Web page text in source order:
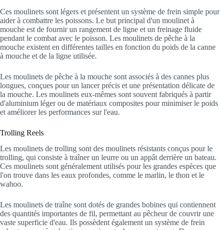
Ces moulinets sont légers et présentent un système de frein simple pour
aider à combattre les poissons. Le but principal d'un moulinet à
mouche est de fournir un rangement de ligne et un freinage fluide
pendant le combat avec le poisson. Les moulinets de pêche à la
mouche existent en différentes tailles en fonction du poids de la canne
à mouche et de la ligne utilisée.
Les moulinets de pêche à la mouche sont associés à des cannes plus
longues, conçues pour un lancer précis et une présentation délicate de
la mouche. Les moulinets eux-mêmes sont souvent fabriqués à partir
d'aluminium léger ou de matériaux composites pour minimiser le poids
et améliorer les performances sur l'eau.
Trolling Reels
Les moulinets de trolling sont des moulinets résistants conçus pour le
trolling, qui consiste à traîner un leurre ou un appât derrière un bateau.
Ces moulinets sont généralement utilisés pour les grandes espèces que
l'on trouve dans les eaux profondes, comme le marlin, le thon et le
wahoo.
Les moulinets de traîne sont dotés de grandes bobines qui contiennent
des quantités importantes de fil, permettant au pêcheur de couvrir une
vaste superficie d'eau. Ils possèdent également un système de frein